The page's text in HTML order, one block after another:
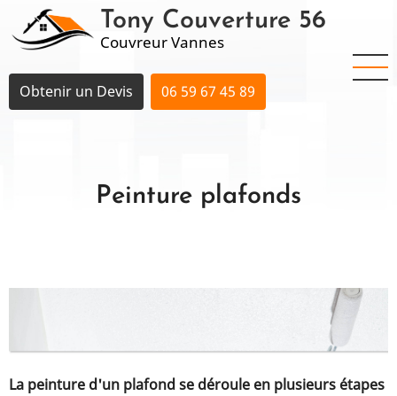
au
contenu
principal
Tony Couverture 56
Couvreur Vannes
Obtenir un Devis 06 59 67 45 89
Peinture plafonds
La peinture d'un plafond se déroule en plusieurs étapes